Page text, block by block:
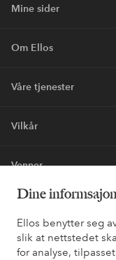
Dine
Ellos benytter seg
slik at nettstedet
for analyse,
Mine sider
Om Ellos
Våre tjenester
Vilkår
Venner
Sikre
Vil du vite